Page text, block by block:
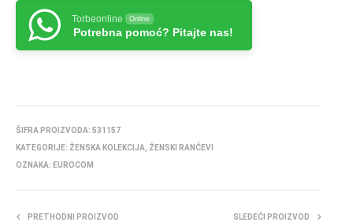
Torbeonline Online
Potrebna pomoć? Pitajte nas!
ŠIFRA PROIZVODA: 531157
KATEGORIJE: ŽENSKA KOLEKCIJA
ŽENSKI RANČEVI
OZNAKA: EUROCOM
PRETHODNI PROIZVOD SLEDEĆI PROIZVOD